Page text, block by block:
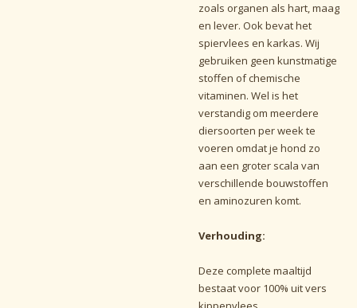
zoals organen als hart, maag
en lever. Ook bevat het
spiervlees en karkas. Wij
gebruiken geen kunstmatige
stoffen of chemische
vitaminen. Wel is het
verstandig om meerdere
diersoorten per week te
voeren omdat je hond zo
aan een groter scala van
verschillende bouwstoffen
en aminozuren komt.
Verhouding:
Deze complete maaltijd
bestaat voor 100% uit vers